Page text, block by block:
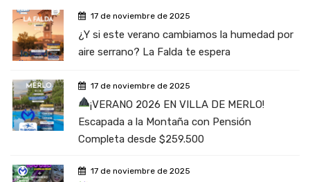
17 de noviembre de 2025
¿Y si este verano cambiamos la humedad por
aire serrano? La Falda te espera
17 de noviembre de 2025
¡VERANO 2026 EN VILLA DE MERLO!
Escapada a la Montaña con Pensión
Completa desde $259.500
17 de noviembre de 2025